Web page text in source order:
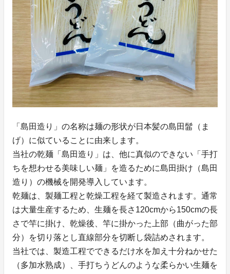
「島田造り」の名称は麺の形状が日本髪の島田髷（ま
げ）に似ていることに由来します。
当社の乾麺「島田造り」は、他に真似のできない「手打
ちを想わせる美味しい麺」を造るために島田掛け（島田
造り）の機械を開発導入しています。
乾麺は、製麺工程と乾燥工程を経て製造されます。通常
は大量生産するため、生麺を長さ120cmから150cmの長
さで竿に掛け、乾燥後、竿に掛かった上部（曲がった部
分）を切り落とし直線部分を切断し袋詰めされます。
当社では、製造工程でできるだけ水を加え十分ねかせた
（多加水熟成）、手打ちうどんのような柔らかい生麺を